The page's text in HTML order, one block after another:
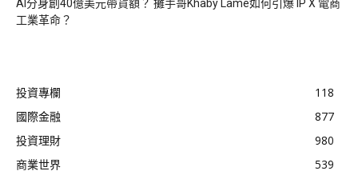
AI分身創40億美元帶貨額？ 攤手哥Khaby Lame如何引爆 IP X 電商
工業革命？
投資專欄
118
國際金融
877
投資理財
980
商業世界
539